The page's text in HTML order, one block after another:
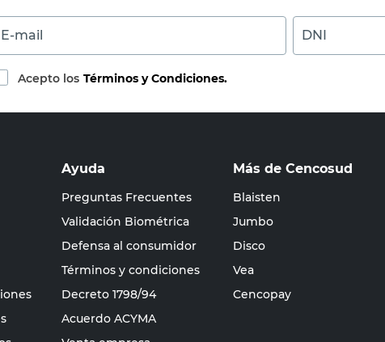
E-mail DNI
Acepto los Términos y Condiciones.
Ayuda
Preguntas Frecuentes
Validación Biométrica
Defensa al consumidor
Términos y condiciones
Decreto 1798/94
Acuerdo ACYMA
Más de Cencosud
Blaisten
Jumbo
Disco
Vea
Cencopay